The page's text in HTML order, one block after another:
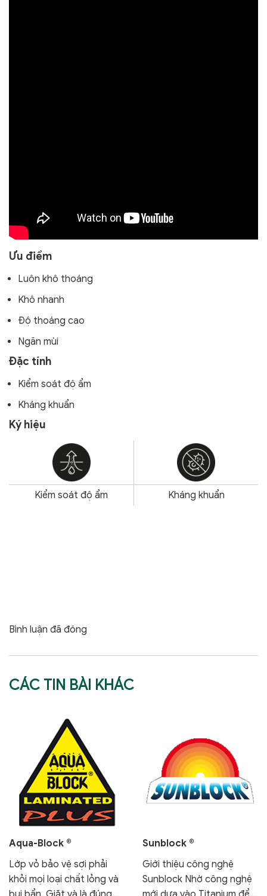
Ưu điểm
Luôn khô thoáng
Khô nhanh
Độ thoáng cao
Ngăn mùi
Đặc tính
Kiểm soát độ ẩm
Kháng khuẩn
Ký hiệu
Kiểm soát độ ẩm Kháng khuẩn
Bình luận đã đóng
CÁC TIN BÀI KHÁC
Aqua-Block ®
Lớp vỏ bảo vệ sợi phải
khỏi mọi loại chất lỏng và
Sunblock ®
Giới thiệu công nghệ
Sunblock Nhờ công nghệ